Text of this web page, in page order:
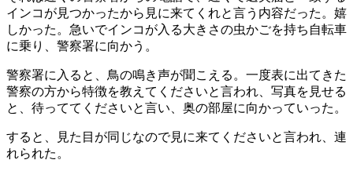
インコが見つかったから見に来てくれと言う内容だった。嬉
しかった。急いでインコが入る大きさの虫かごを持ち自転車
に乗り、警察署に向かう。
警察署に入ると、鳥の鳴き声が聞こえる。一度表に出てきた
警察の方から特徴を教えてくださいと言われ、写真を見せる
と、待っててくださいと言い、奥の部屋に向かっていった。
すると、見た目が同じなので見に来てくださいと言われ、連
れられた。